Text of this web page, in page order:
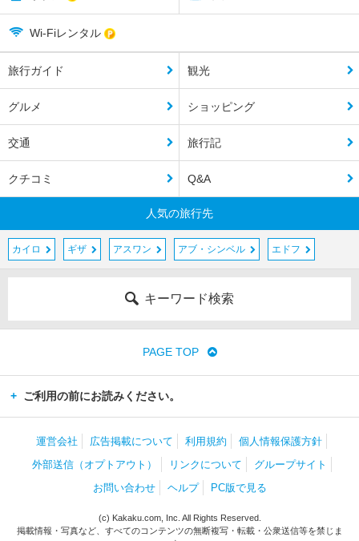
Wi-Fiレンタル
旅行ガイド 観光
グルメ ショッピング
交通 旅行記
クチコミ Q&A
人気の旅行先
カイロ ギザ アスワン アブ・シンベル エドフ
キーワード検索
PAGE TOP
ご利用の前にお読みください。
運営会社 広告掲載について 利用規約
個人情報保護方針
外部送信（オプトアウト）
リンクについて
グループサイト
お問い合わせ
ヘルプ PC版で見る
(c) Kakaku.com, Inc. All Rights Reserved.
掲載情報・写真など、すべてのコンテンツの無断複写・転載・公衆送信等を禁じま